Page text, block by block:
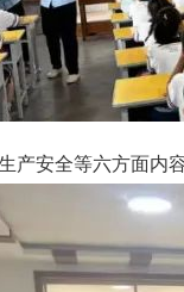
安全等六方面内